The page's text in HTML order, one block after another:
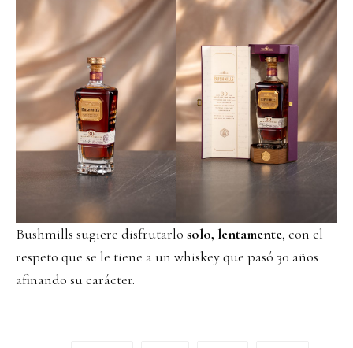
Bushmills sugiere disfrutarlo solo, lentamente, con el
respeto que se le tiene a un whiskey que pasó 30 años
afinando su carácter.